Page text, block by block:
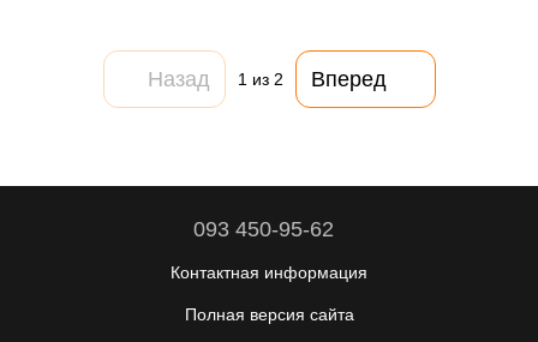
Назад 1из 2 Вперед
093 450-95-62
Контактная информация
Полная версия сайта